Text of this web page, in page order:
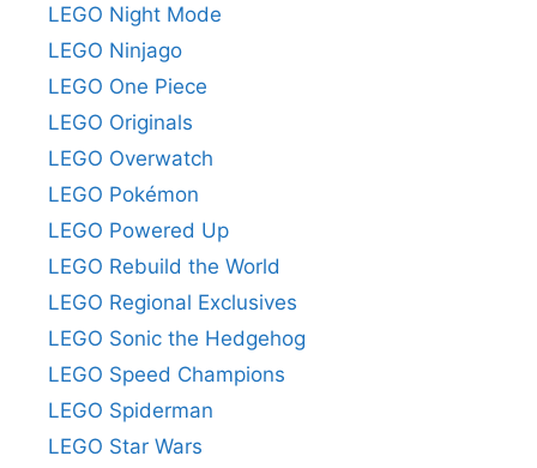
LEGO Night Mode
LEGO Ninjago
LEGO One Piece
LEGO Originals
LEGO Overwatch
LEGO Pokémon
LEGO Powered Up
LEGO Rebuild the World
LEGO Regional Exclusives
LEGO Sonic the Hedgehog
LEGO Speed Champions
LEGO Spiderman
LEGO Star Wars